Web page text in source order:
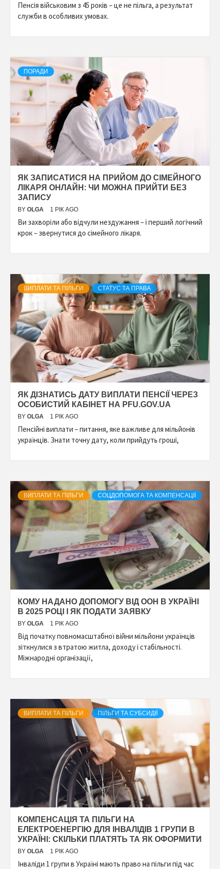
Пенсія військовим з 45 років – це не пільга, а результат
служби в особливих умовах.
ПОРАДИ
ЯК ЗАПИСАТИСЯ НА ПРИЙОМ ДО СІМЕЙНОГО
ЛІКАРЯ ОНЛАЙН: ЧИ МОЖНА ПРИЙТИ БЕЗ
ЗАПИСУ
BY OLGA 1 РІК AGO
Ви захворіли або відчули нездужання – і перший логічний
крок – звернутися до сімейного лікаря.
ВИПЛАТИ ТА ПІЛЬГИ СТАТУС ТА ПРАВА
ЯК ДІЗНАТИСЬ ДАТУ ВИПЛАТИ ПЕНСІЇ ЧЕРЕЗ
ОСОБИСТИЙ КАБІНЕТ НА PFU.GOV.UA
BY OLGA 1 РІК AGO
Пенсійні виплати – питання, яке важливе для мільйонів
українців. Знати точну дату, коли прийдуть гроші,
ВИПЛАТИ ТА ПІЛЬГИ СОЦДОПОМОГА ТА КОМПЕНСАЦІЇ
КОМУ НАДАНО ДОПОМОГУ ВІД ООН В УКРАЇНІ
В 2025 РОЦІ І ЯК ПОДАТИ ЗАЯВКУ
BY OLGA 1 РІК AGO
Від початку повномасштабної війни мільйони українців
зіткнулися з втратою житла, доходу і стабільності.
Міжнародні організації,
ВИПЛАТИ ТА ПІЛЬГИ ПІЛЬГИ ТА СУБСИДІЇ
КОМПЕНСАЦІЯ ТА ПІЛЬГИ НА
ЕЛЕКТРОЕНЕРГІЮ ДЛЯ ІНВАЛІДІВ 1 ГРУПИ В
УКРАЇНІ: СКІЛЬКИ ПЛАТЯТЬ ТА ЯК ОФОРМИТИ
BY OLGA 1 РІК AGO
Інваліди 1 групи в Україні мають право на пільги під час